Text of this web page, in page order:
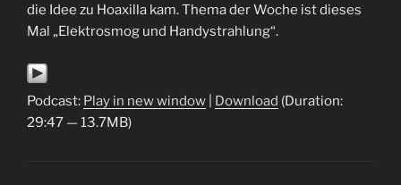
die Idee zu Hoaxilla kam. Thema der Woche ist dieses
Mal „Elektrosmog und Handystrahlung“.
Podcast: Play in new window Download (Duration:
29:47 — 13.7MB)